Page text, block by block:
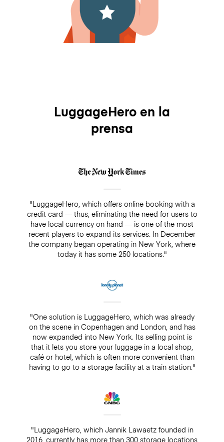
LuggageHero en la
prensa
"LuggageHero, which offers online booking with a
credit card — thus, eliminating the need for users to
have local currency on hand — is one of the most
recent players to expand its services. In December
the company began operating in New York, where
today it has some 250 locations."
"One solution is LuggageHero, which was already
on the scene in Copenhagen and London, and has
now expanded into New York. Its selling point is
that it lets you store your luggage in a local shop,
café or hotel, which is often more convenient than
having to go to a storage facility at a train station."
"LuggageHero, which Jannik Lawaetz founded in
2016, currently has more than 300 storage locations